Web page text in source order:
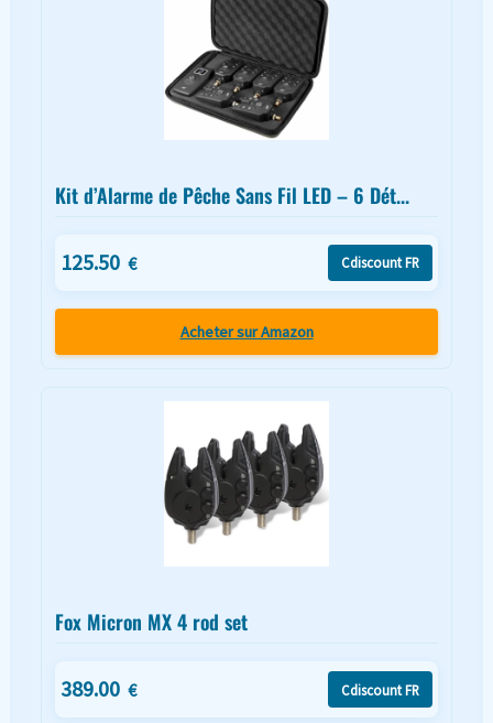
Kit d’Alarme de Pêche Sans Fil LED – 6 Dét...
125.50 € Cdiscount FR
Acheter sur Amazon
Fox Micron MX 4 rod set
389.00 € Cdiscount FR